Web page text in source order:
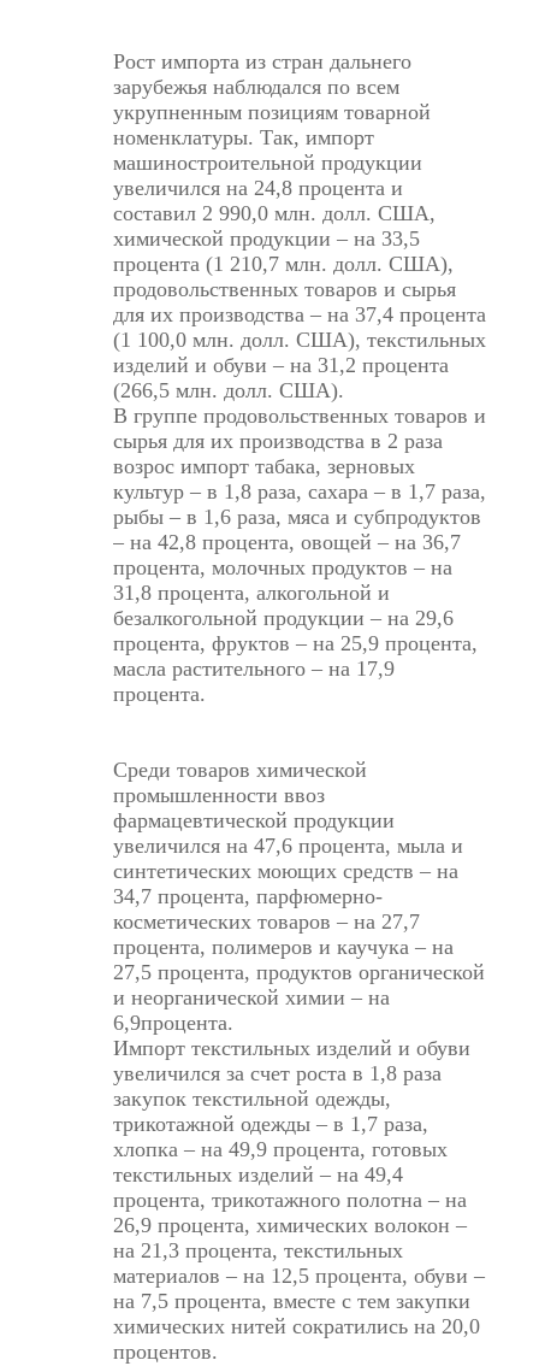
Рост импорта из стран дальнего
зарубежья наблюдался по всем
укрупненным позициям товарной
номенклатуры. Так, импорт
машиностроительной продукции
увеличился на 24,8 процента и
составил 2 990,0 млн. долл. США,
химической продукции – на 33,5
процента (1 210,7 млн. долл. США),
продовольственных товаров и сырья
для их производства – на 37,4 процента
(1 100,0 млн. долл. США), текстильных
изделий и обуви – на 31,2 процента
(266,5 млн. долл. США).
В группе продовольственных товаров и
сырья для их производства в 2 раза
возрос импорт табака, зерновых
культур – в 1,8 раза, сахара – в 1,7 раза,
рыбы – в 1,6 раза, мяса и субпродуктов
– на 42,8 процента, овощей – на 36,7
процента, молочных продуктов – на
31,8 процента, алкогольной и
безалкогольной продукции – на 29,6
процента, фруктов – на 25,9 процента,
масла растительного – на 17,9
процента.
Среди товаров химической
промышленности ввоз
фармацевтической продукции
увеличился на 47,6 процента, мыла и
синтетических моющих средств – на
34,7 процента, парфюмерно-
косметических товаров – на 27,7
процента, полимеров и каучука – на
27,5 процента, продуктов органической
и неорганической химии – на
6,9процента.
Импорт текстильных изделий и обуви
увеличился за счет роста в 1,8 раза
закупок текстильной одежды,
трикотажной одежды – в 1,7 раза,
хлопка – на 49,9 процента, готовых
текстильных изделий – на 49,4
процента, трикотажного полотна – на
26,9 процента, химических волокон –
на 21,3 процента, текстильных
материалов – на 12,5 процента, обуви –
на 7,5 процента, вместе с тем закупки
химических нитей сократились на 20,0
процентов.